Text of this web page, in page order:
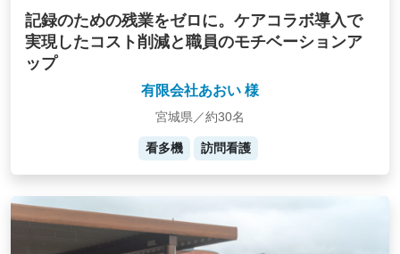
記録のための残業をゼロに。ケアコラボ導入で
実現したコスト削減と職員のモチベーションア
ップ
有限会社あおい 様
宮城県／約30名
看多機 訪問看護